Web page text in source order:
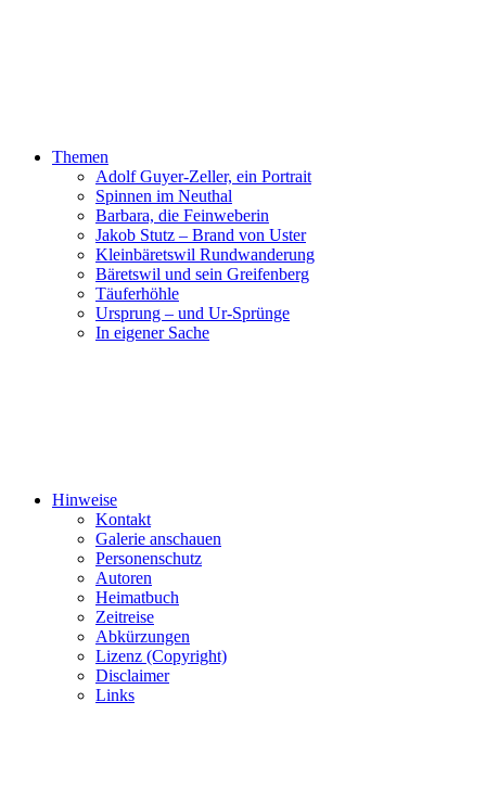
Themen
Adolf Guyer-Zeller, ein Portrait
Spinnen im Neuthal
Barbara, die Feinweberin
Jakob Stutz – Brand von Uster
Kleinbäretswil Rundwanderung
Bäretswil und sein Greifenberg
Täuferhöhle
Ursprung – und Ur-Sprünge
In eigener Sache
Hinweise
Kontakt
Galerie anschauen
Personenschutz
Autoren
Heimatbuch
Zeitreise
Abkürzungen
Lizenz (Copyright)
Disclaimer
Links